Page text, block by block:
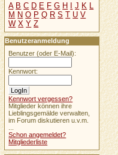
A B C D E F G H I J K L
M N O P Q R S T U V
W X Y Z
Benutzeranmeldung
Benutzer (oder E-Mail):
Kennwort:
Kennwort vergessen?
Mitglieder können ihre
Lieblingsgemälde verwalten,
im Forum diskutieren u.v.m.
Schon angemeldet?
Mitgliederliste